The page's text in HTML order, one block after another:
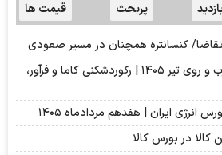
پربحث قیمت ها
کنسانتره همچنان در مسیر صعودی
گزارش ماهانه صنعت سرب و روی تیر ۱۴۰۵ | رکوردشکنی کاما و فرآور،
انرژی ایران | هفدهم مردادماه ۱۴۰۵